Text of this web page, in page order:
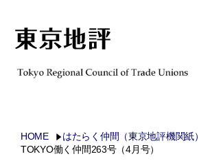
HOME はたらく仲間（東京地評機関紙）
TOKYO働く仲間263号（4月号）